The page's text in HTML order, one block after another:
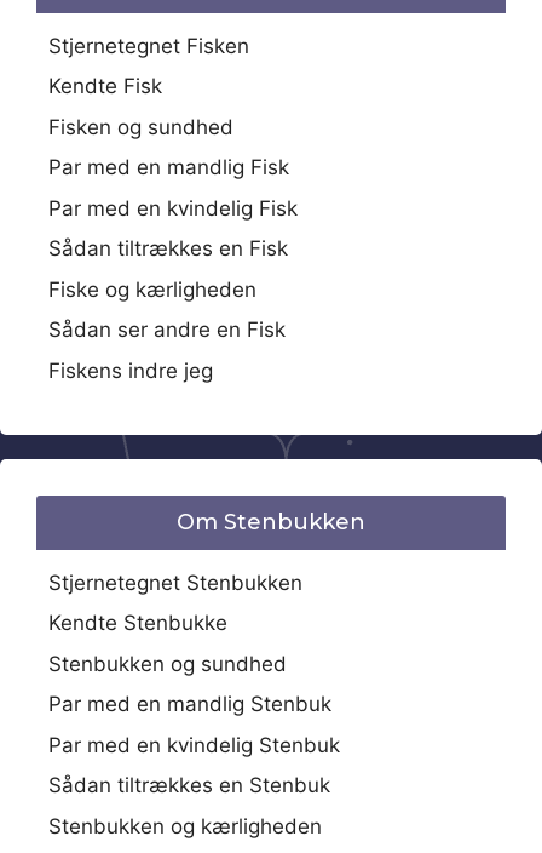
Stjernetegnet Fisken
Kendte Fisk
Fisken og sundhed
Par med en mandlig Fisk
Par med en kvindelig Fisk
Sådan tiltrækkes en Fisk
Fiske og kærligheden
Sådan ser andre en Fisk
Fiskens indre jeg
Om Stenbukken
Stjernetegnet Stenbukken
Kendte Stenbukke
Stenbukken og sundhed
Par med en mandlig Stenbuk
Par med en kvindelig Stenbuk
Sådan tiltrækkes en Stenbuk
Stenbukken og kærligheden